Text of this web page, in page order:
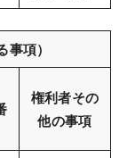
項）
権利者その
他の事項